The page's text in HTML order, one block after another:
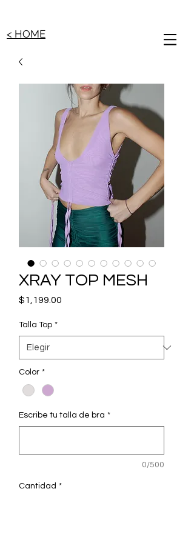
< HOME
XRAY TOP MESH
$1,199.00
Talla Top *
Color *
Escribe tu talla de bra *
0/500
Cantidad *